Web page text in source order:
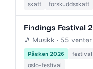
skatt
forskuddsskatt
Findings Festival
🎵 Musikk · 55 venter
Påsken 2026 festival
oslo-festival